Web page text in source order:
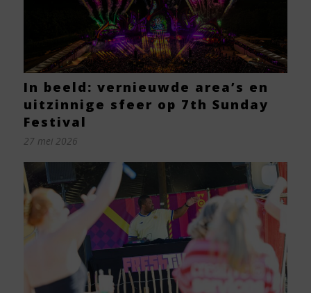
In beeld: vernieuwde area’s en
uitzinnige sfeer op 7th Sunday
Festival
27 mei 2026